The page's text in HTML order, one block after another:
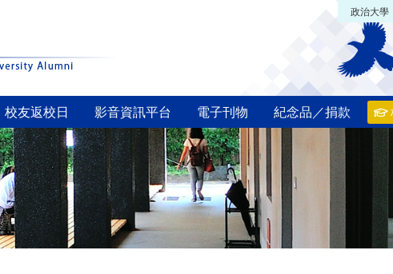
政治大學
校友返校日 影音資訊平台 電子刊物 紀念品／捐款